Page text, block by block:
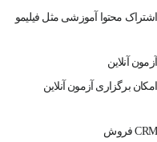
اشتراک محتوا آموزشی مثل فیلیمو
آزمون آنلاین
امکان برگزاری آزمون آنلاین
CRM فروش